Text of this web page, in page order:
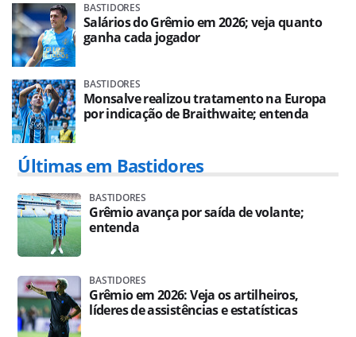
BASTIDORES
Salários do Grêmio em 2026; veja quanto
ganha cada jogador
BASTIDORES
Monsalve realizou tratamento na Europa
por indicação de Braithwaite; entenda
Últimas em Bastidores
BASTIDORES
Grêmio avança por saída de volante;
entenda
BASTIDORES
Grêmio em 2026: Veja os artilheiros,
líderes de assistências e estatísticas